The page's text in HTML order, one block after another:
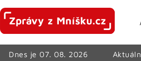
Dnes je 07. 08. 2026